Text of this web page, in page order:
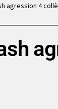
agression 4